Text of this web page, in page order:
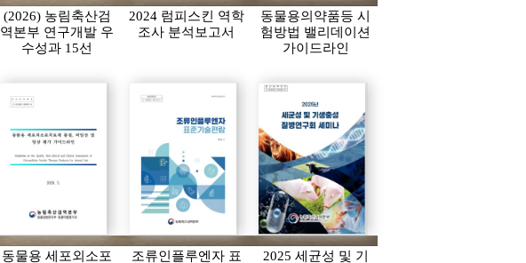
(2026) 농림축산검
역본부 연구개발 우
수성과 15선
2024 럼피스킨 역학
조사 분석보고서
동물용의약품등 시
험방법 밸리데이션
가이드라인
동물용 세포외소포
조류인플루엔자 표
2025 세균성 및 기